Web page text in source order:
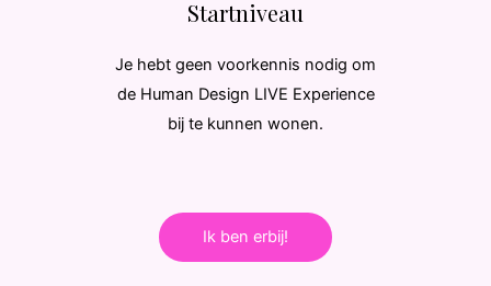
Startniveau
Je hebt geen voorkennis nodig om
de Human Design LIVE Experience
bij te kunnen wonen.
Ik ben erbij!